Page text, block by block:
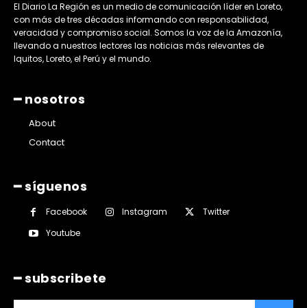
El Diario La Región es un medio de comunicación líder en Loreto,
con más de tres décadas informando con responsabilidad,
veracidad y compromiso social. Somos la voz de la Amazonía,
llevando a nuestros lectores las noticias más relevantes de
Iquitos, Loreto, el Perú y el mundo.
━ nosotros
About
Contact
━ síguenos
Facebook Instagram
Twitter
Youtube
━ subscribete